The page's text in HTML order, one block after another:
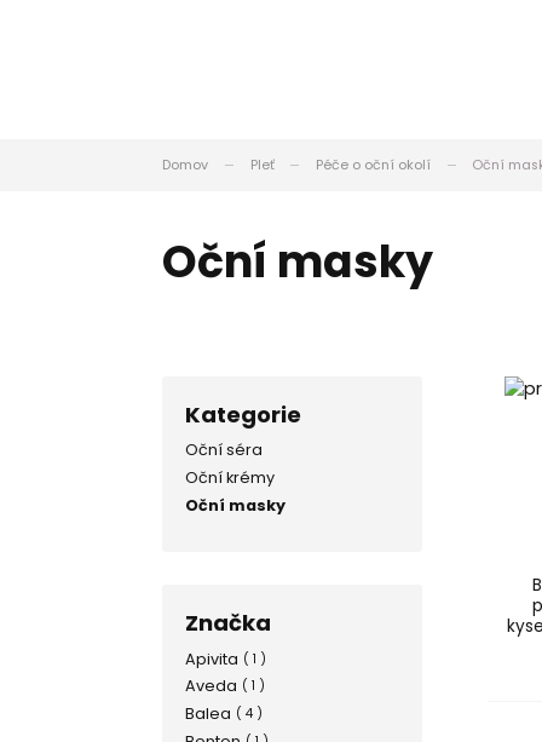
Domov Pleť Péče o oční okolí Oční
Oční masky
Kategorie
Oční séra
Oční krémy
Oční masky
Značka
Apivita ( 1 )
Aveda ( 1 )
Balea ( 4 )